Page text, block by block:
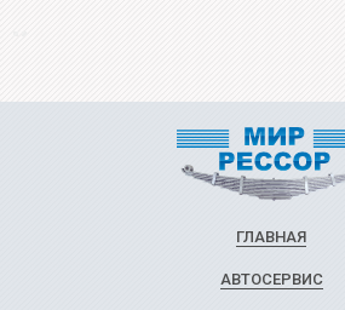
ГЛАВНАЯ
АВТОСЕРВИС